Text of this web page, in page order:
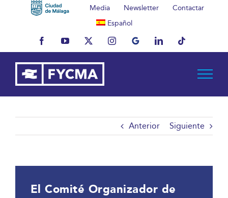
Media Newsletter
Contactar
Español
FacebookYouTubeX InstagramMyBusinessLinkedInTiktok
Anterior Siguiente
El Comité Organizador de